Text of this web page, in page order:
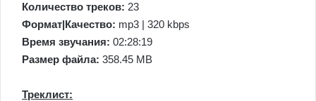
Количество треков: 23
Формат|Качество: mp3 | 320 kbps
Время звучания: 02:28:19
Размер файла: 358.45 MB
Треклист: